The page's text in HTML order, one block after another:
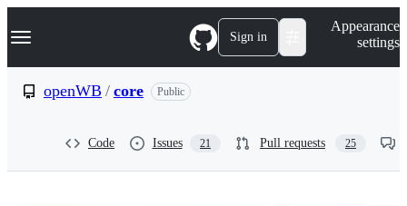
k
p
Navigation Menu Sign in
Appearance
settings
openWB / core Public
Code Issues 21 Pull requests 25